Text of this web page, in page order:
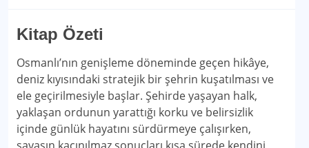
Kitap Özeti
Osmanlı’nın genişleme döneminde geçen hikâye,
deniz kıyısındaki stratejik bir şehrin kuşatılması ve
ele geçirilmesiyle başlar. Şehirde yaşayan halk,
yaklaşan ordunun yarattığı korku ve belirsizlik
içinde günlük hayatını sürdürmeye çalışırken,